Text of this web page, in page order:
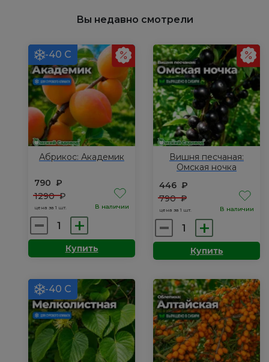
Вы недавно смотрели
-40 С
Абрикос: Академик
790 ₽
1290₽
цена за 1 шт. В наличии
Количество
товара
Абрикос:Купить
Вишня песчаная:
Омская ночка
446 ₽
790₽
цена за 1 шт. В наличии
Количество
товара
Вишня
Омская
ночка
Купить
-40 С